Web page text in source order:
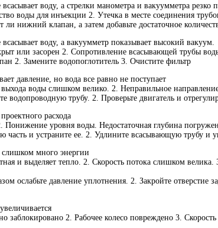
воду, а стрелки манометра и вакуумметра резко
воды для инъекции 2. Утечка в месте соединения
ли нижний клапан, а затем добавьте достаточное
воду, а вакуумметр показывает высокий вакуум.
или засорен 2. Сопротивление всасывающей трубы
2. Замените водопоглотитель 3. Очистите фильтр
давление, но вода все равно не поступает
воды слишком велико. 2. Неправильное
водопроводную трубу. 2. Проверьте двигатель и
расхода
уровня воды. Недостаточная глубина
и устраните ее. 2. Удлините всасывающую трубу и
слишком много энергии
и выделяет тепло. 2. Скорость потока слишком
ослабьте давление уплотнения. 2. Закройте
заблокировано 2. Рабочее колесо повреждено 3.